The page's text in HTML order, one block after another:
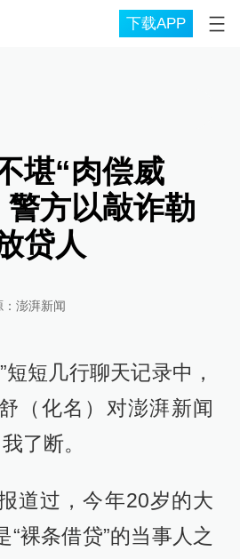
下载APP
堪“肉偿威
警方以敲诈勒
贷人
澎湃新闻
短短几行聊天记录中，
（化名）对澎湃新闻
了断。
道过，今年20岁的大
“裸条借贷”的当事人之